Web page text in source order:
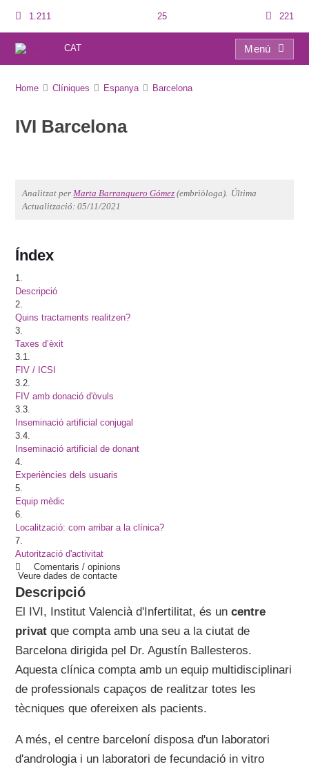
1.211 25 221
CAT
Menú
Home Clíniques Espanya Barcelona
IVI Barcelona
Analitzat perMarta Barranquero Gómez (embriòloga). Última
Actualització: 05/11/2021
Índex
1.
Descripció
2.
Quins tractaments realitzen?
3.
Taxes d’èxit
3.1.
FIV / ICSI
3.2.
FIV amb donació d'òvuls
3.3.
Inseminació artificial conjugal
3.4.
Inseminació artificial de donant
4.
Experiències dels usuaris
5.
Equip mèdic
6.
Localització: com arribar a la clínica?
7.
Autorització d'activitat
Comentaris / opinions
Veure dades de contacte
Descripció
El IVI, Institut Valencià d'Infertilitat, és uncentre
privat que compta amb una seu a la ciutat de
Barcelona dirigida pel Dr. Agustín Ballesteros.
Aquesta clínica compta amb un equip multidisciplinari
de professionals capaços de realitzar totes les
tècniques que ofereixen als pacients.
A més, el centre barceloní disposa d'un laboratori
d'andrologia i un laboratori de fecundació in vitro